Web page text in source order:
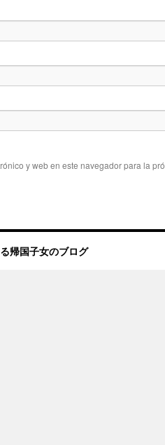
y web en este navegador para la
帰国子女のブログ